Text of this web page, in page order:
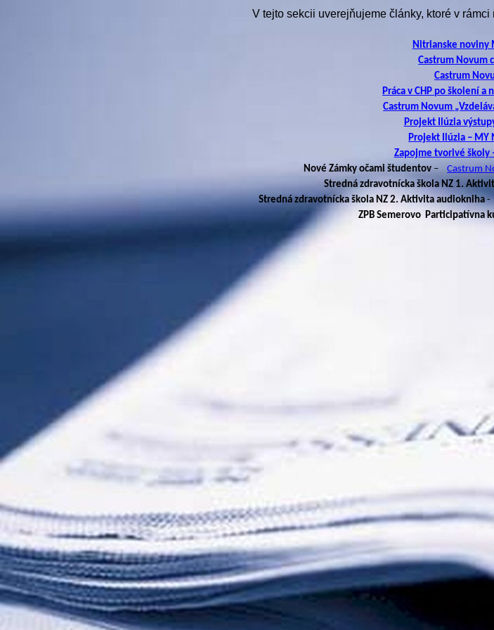
V tejto sekcii uverejňujeme články, ktoré v rámci
Nitrianske noviny
Castrum Novum
Castrum
Práca v CHP po školení a
Castrum Novum
Projekt Ilúzia
Projekt Ilúzia – MY
Zapojme tvorivé školy
Nové Zámky očami študentov – Castrum
Stredná zdravotnícka škola NZ 1.
Stredná zdravotnícka škola NZ 2. Aktivitaaudiokniha-
ZPB Semerovo Participatívna